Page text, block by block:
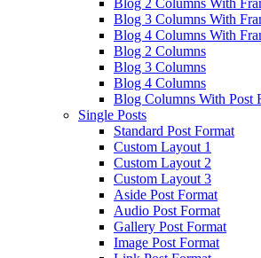
Blog 2 Columns With
Blog 3 Columns With
Blog 4 Columns With
Blog 2 Columns
Blog 3 Columns
Blog 4 Columns
Blog Columns With Post
Single Posts
Standard Post Format
Custom Layout 1
Custom Layout 2
Custom Layout 3
Aside Post Format
Audio Post Format
Gallery Post Format
Image Post Format